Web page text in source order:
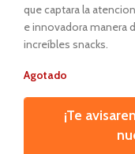
que captara la
e innovadora manera
increíbles snacks.
Agotado
¡Te